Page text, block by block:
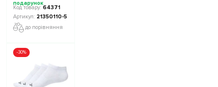
64371
21350110-5
до порівняння
-30%